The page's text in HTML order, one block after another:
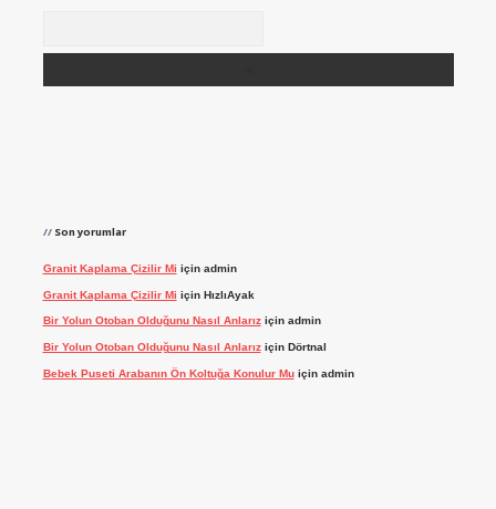
Son yorumlar
Granit Kaplama Çizilir Mi için admin
Granit Kaplama Çizilir Mi için HızlıAyak
Bir Yolun Otoban Olduğunu Nasıl Anlarıziçin admin
Bir Yolun Otoban Olduğunu Nasıl Anlarıziçin Dörtnal
Bebek Puseti Arabanın Ön Koltuğa Konulur Muiçin admin